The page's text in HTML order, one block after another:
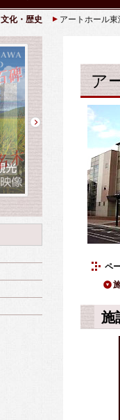
文化・歴史 アートホール東
ア
ペ
施